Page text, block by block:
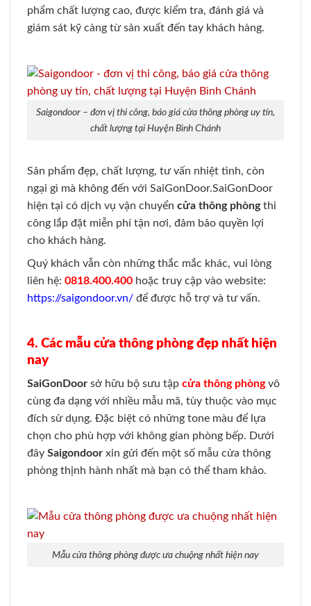
phẩm chất lượng cao, được kiểm tra, đánh giá và
giám sát kỹ càng từ sản xuất đến tay khách hàng.
Saigondoor – đơn vị thi công, báo giá cửa thông phòng uy tín,
chất lượng tại Huyện Bình Chánh
Sản phẩm đẹp, chất lượng, tư vấn nhiệt tình, còn
ngại gì mà không đến với SaiGonDoor.SaiGonDoor
hiện tại có dịch vụ vận chuyển cửa thông phòngthi
công lắp đặt miễn phí tận nơi, đảm bảo quyền lợi
cho khách hàng.
Quý khách vẫn còn những thắc mắc khác, vui lòng
liên hệ: 0818.400.400 hoặc truy cập vào website:
https://saigondoor.vn/ để được hỗ trợ và tư vấn.
4. Các mẫu cửa thông phòng đẹp nhất hiện
nay
SaiGonDoor sở hữu bộ sưu tập cửa thông phòngvô
cùng đa dạng với nhiều mẫu mã, tùy thuộc vào mục
đích sử dụng. Đặc biệt có những tone màu để lựa
chọn cho phù hợp với không gian phòng bếp. Dưới
đây Saigondoor xin gửi đến một số mẫu cửa thông
phòng thịnh hành nhất mà bạn có thể tham khảo.
Mẫu cửa thông phòng được ưa chuộng nhất hiện nay